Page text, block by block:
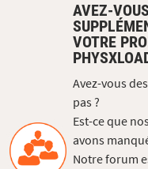
AVEZ-
VOTRE
Avez-vous
pas ?
Est-ce que
avons
Notre forum